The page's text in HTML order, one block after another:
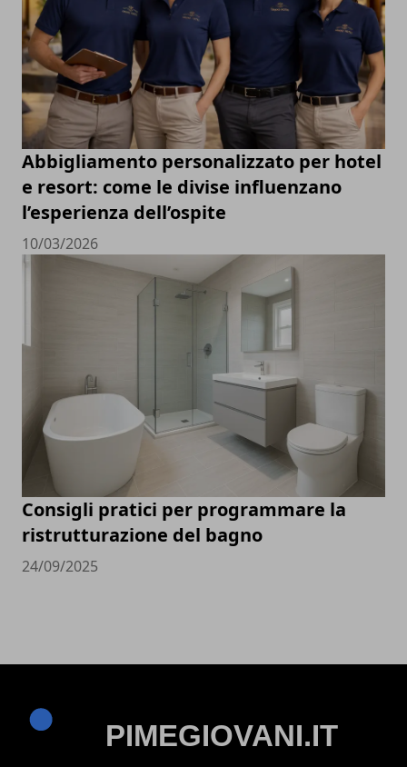
Abbigliamento personalizzato per hotel
e resort: come le divise influenzano
l’esperienza dell’ospite
10/03/2026
Consigli pratici per programmare la
ristrutturazione del bagno
24/09/2025